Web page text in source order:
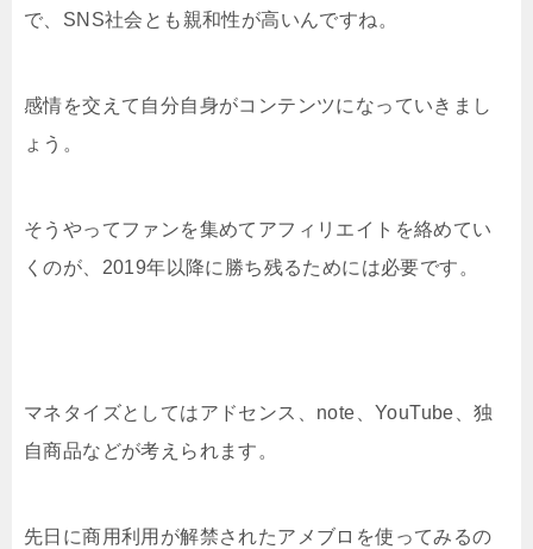
で、SNS社会とも親和性が高いんですね。
感情を交えて自分自身がコンテンツになっていきまし
ょう。
そうやってファンを集めてアフィリエイトを絡めてい
くのが、2019年以降に勝ち残るためには必要です。
マネタイズとしてはアドセンス、note、YouTube、独
自商品などが考えられます。
先日に商用利用が解禁されたアメブロを使ってみるの